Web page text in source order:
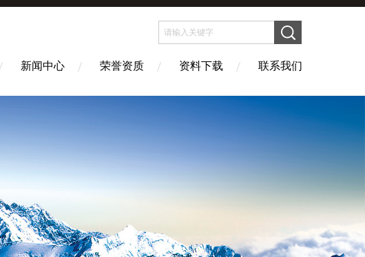
新闻中心 荣誉资质 资料下载 联系我们